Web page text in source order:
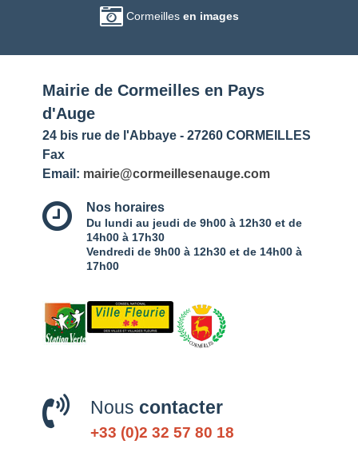
Cormeillesen images
Mairie de Cormeilles en Pays
d'Auge
24 bis rue de l'Abbaye - 27260 CORMEILLES
Fax
Email: mairie@cormeillesenauge.com
Nos horaires
Du lundi au jeudi de 9h00 à 12h30 et de
14h00 à 17h30
Vendredi de 9h00 à 12h30 et de 14h00 à
17h00
Nous contacter
+33 (0)2 32 57 80 18